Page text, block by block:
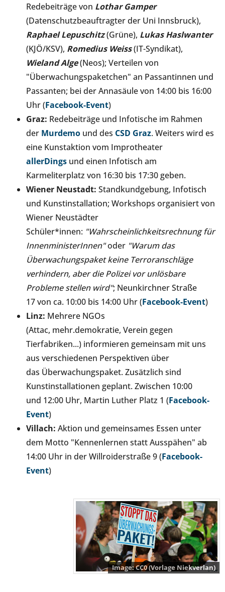
Redebeiträge von Lothar Gamper
(Datenschutzbeauftragter der Uni Innsbruck),
Raphael Lepuschitz(Grüne), Lukas Haslwanter
(KJÖ/KSV), Romedius Weiss(IT-Syndikat),
Wieland Alge(Neos); Verteilen von
"Überwachungspaketchen" an Passantinnen und
Passanten; bei der Annasäule von 14:00 bis 16:00
Uhr (Facebook-Event)
Graz: Redebeiträge und Infotische im Rahmen
der Murdemo und des CSD Graz. Weiters wird es
eine Kunstaktion vom Improtheater
allerDings und einen Infotisch am
Karmeliterplatz von 16:30 bis 17:30 geben.
Wiener Neustadt: Standkundgebung, Infotisch
und Kunstinstallation; Workshops organisiert von
Wiener Neustädter
Schüler*innen: "Wahrscheinlichkeitsrechnung für
InnenministerInnen"oder "Warum das
Überwachungspaket keine Terroranschläge
verhindern, aber die Polizei vor unlösbare
Probleme stellen wird"; Neunkirchner Straße
17 von ca. 10:00 bis 14:00 Uhr (Facebook-Event)
Linz: Mehrere NGOs
(Attac, mehr.demokratie, Verein gegen
Tierfabriken...) informieren gemeinsam mit uns
aus verschiedenen Perspektiven über
das Überwachungspaket. Zusätzlich sind
Kunstinstallationen geplant. Zwischen 10:00
und 12:00 Uhr, Martin Luther Platz 1 (Facebook-
Event)
Villach: Aktion und gemeinsames Essen unter
dem Motto "Kennenlernen statt Ausspähen" ab
14:00 Uhr in der Willroiderstraße 9 (Facebook-
Event)
CC0 (Vorlage Niekverlan)